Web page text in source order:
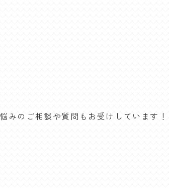
みのご相談や質問もお受けしています！